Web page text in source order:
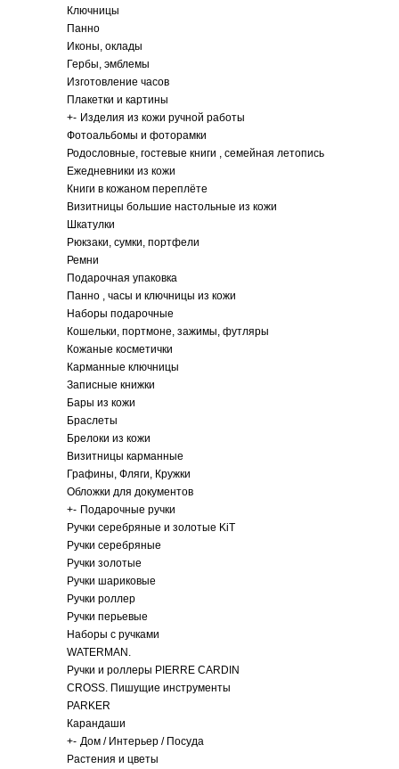
Ключницы
Панно
Иконы, оклады
Гербы, эмблемы
Изготовление часов
Плакетки и картины
+- Изделия из кожи ручной работы
Фотоальбомы и фоторамки
Родословные, гостевые книги , семейная летопись
Ежедневники из кожи
Книги в кожаном переплёте
Визитницы большие настольные из кожи
Шкатулки
Рюкзаки, сумки, портфели
Ремни
Подарочная упаковка
Панно , часы и ключницы из кожи
Наборы подарочные
Кошельки, портмоне, зажимы, футляры
Кожаные косметички
Карманные ключницы
Записные книжки
Бары из кожи
Браслеты
Брелоки из кожи
Визитницы карманные
Графины, Фляги, Кружки
Обложки для документов
+- Подарочные ручки
Ручки серебряные и золотые KiT
Ручки серебряные
Ручки золотые
Ручки шариковые
Ручки роллер
Ручки перьевые
Наборы с ручками
WATERMAN.
Ручки и роллеры PIERRE CARDIN
CROSS. Пишущие инструменты
PARKER
Карандаши
+- Дом / Интерьер / Посуда
Растения и цветы